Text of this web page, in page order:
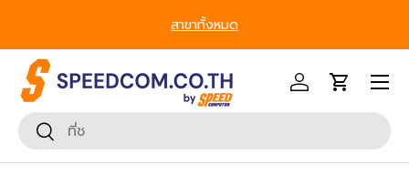
สาขาทั้งหมด
ค้นหา
ยืนยันการค้นหา
เข้าสู่ระบบรถเข็น
หน้าเมนู